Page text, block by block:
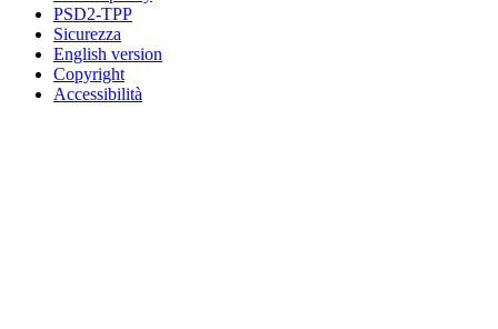
PSD2-TPP
Sicurezza
English version
Copyright
Accessibilità